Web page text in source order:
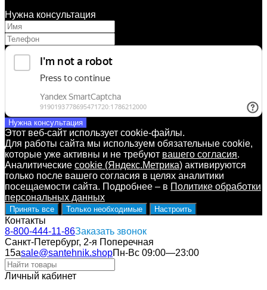
Нужна консультация
Нужна консультация
Этот веб-сайт использует cookie-файлы.
Для работы сайта мы используем обязательные cookie,
которые уже активны и не требуют вашего согласия.
Аналитические cookie (Яндекс.Метрика) активируются
только после вашего согласия в целях аналитики
посещаемости сайта. Подробнее – в Политике обработки
персональных данных
Принять все Только необходимые Настроить
Контакты
8-800-444-11-86Заказать звонок
Санкт-Петербург, 2-я Поперечная
15аsale@santehnik.shopПн-Вс 09:00—23:00
Личный кабинет